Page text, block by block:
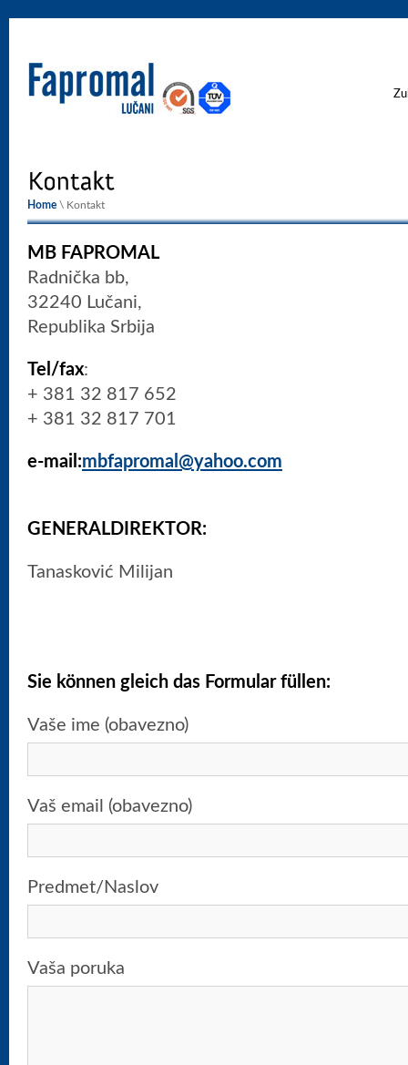
Home \ Kontakt
MB FAPROMAL
Radnička bb,
32240 Lučani,
Republika Srbija
Tel/fax:
+ 381 32 817 652
+ 381 32 817 701
e-mail :mbfapromal@yahoo.com
GENERALDIREKTOR:
Tanasković Milijan
Sie können gleich das Formular füllen:
Vaše ime (obavezno)
Vaš email (obavezno)
Predmet/Naslov
Vaša poruka